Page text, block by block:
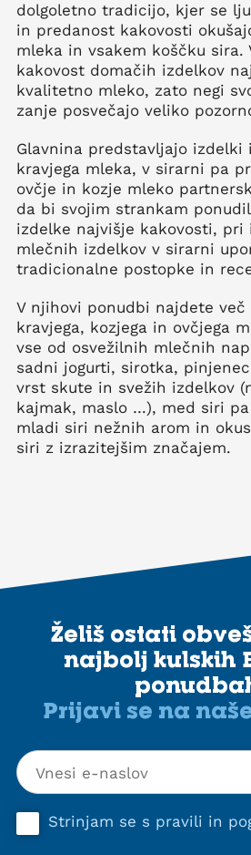
dolgoletno tradicijo, kjer se
in predanost kakovosti
mleka in vsakem koščku sira.
kakovost domačih izdelkov
kvalitetno mleko, zato negi
zanje posvečajo veliko
Glavnina predstavljajo izdelki
kravjega mleka, v sirarni pa
ovčje in kozje mleko
da bi svojim strankam
izdelke najvišje kakovosti, pri
mlečnih izdelkov v sirarni
tradicionalne postopke in
V njihovi ponudbi najdete
kravjega, kozjega in ovčjega
vse od osvežilnih mlečnih
sadni jogurti, sirotka,
vrst skute in svežih izdelkov
kajmak, maslo …), med siri
mladi siri nežnih arom in
siri z izrazitejšim značajem.
Želiš ostati
najbolj kulskih
Prijavi se na
Strinjam se s pravili in